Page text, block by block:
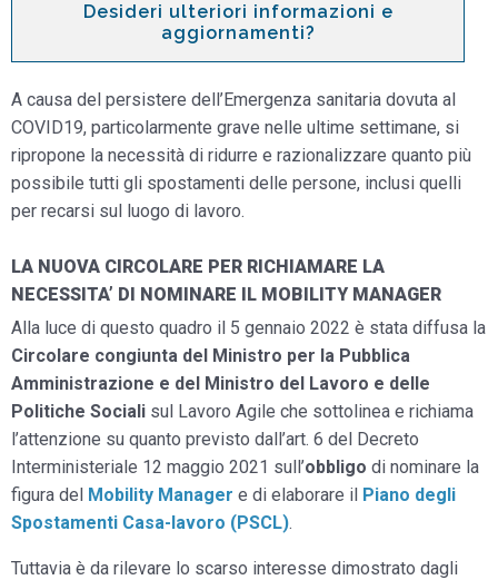
Desideri ulteriori informazioni e
aggiornamenti?
A causa del persistere dell’Emergenza sanitaria dovuta al
COVID19, particolarmente grave nelle ultime settimane, si
ripropone la necessità di ridurre e razionalizzare quanto più
possibile tutti gli spostamenti delle persone, inclusi quelli
per recarsi sul luogo di lavoro.
LA NUOVA CIRCOLARE PER RICHIAMARE LA
NECESSITA’ DI NOMINARE IL MOBILITY MANAGER
Alla luce di questo quadro il 5 gennaio 2022 è stata diffusa la
Circolare congiunta del Ministro per la Pubblica
Amministrazione e del Ministro del Lavoro e delle
Politiche Sociali sul Lavoro Agile che sottolinea e richiama
l’attenzione su quanto previsto dall’art. 6 del Decreto
Interministeriale 12 maggio 2021 sull’obbligo di nominare la
figura del Mobility Manager e di elaborare il Piano degli
Spostamenti Casa-lavoro (PSCL).
Tuttavia è da rilevare lo scarso interesse dimostrato dagli